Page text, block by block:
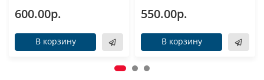
600.00р.
В корзину
550.00р.
В корзину